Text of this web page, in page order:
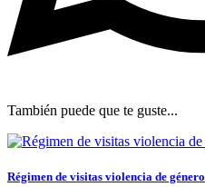
También puede que te guste...
Régimen de visitas violencia de género